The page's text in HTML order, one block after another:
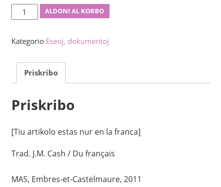
Gvidlibreto
por
internaciajn
migradojn
kvanto
ALDONI AL KORBO
Kategorio Eseoj, dokumentoj
Priskribo
Priskribo
[Tiu artikolo estas nur en la franca]
Trad. J.M. Cash / Du français
MAS, Embres-et-Castelmaure, 2011